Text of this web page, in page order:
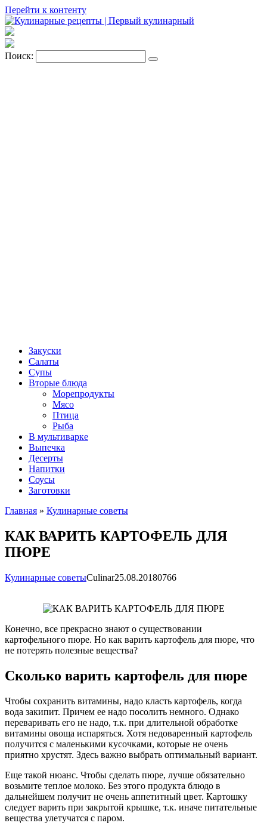
Перейти к контенту
Поиск:
Закуски
Салаты
Супы
Вторые блюда
Морепродукты
Мясо
Птица
Рыба
В мультиварке
Выпечка
Десерты
Напитки
Соусы
Заготовки
Главная » Кулинарные советы
КАК ВАРИТЬ КАРТОФЕЛЬ ДЛЯ
ПЮРЕ
Кулинарные советыСulinar25.08.20180766
Конечно, все прекрасно знают о существовании
картофельного пюре. Но как варить картофель для пюре, что
не потерять полезные вещества?
Сколько варить картофель для пюре
Чтобы сохранить витамины, надо класть картофель, когда
вода закипит. Причем ее надо посолить немного. Однако
переваривать его не надо, т.к. при длительной обработке
витамины овоща испаряться. Хотя недоваренный картофель
получится с маленькими кусочками, которые не очень
приятно хрустят. Здесь важно выбрать оптимальный вариант.
Еще такой нюанс. Чтобы сделать пюре, лучше обязательно
возьмите теплое молоко. Без этого продукта блюдо в
дальнейшем получит не очень аппетитный цвет. Картошку
следует варить при закрытой крышке, т.к. иначе питательные
вещества улетучатся с паром.